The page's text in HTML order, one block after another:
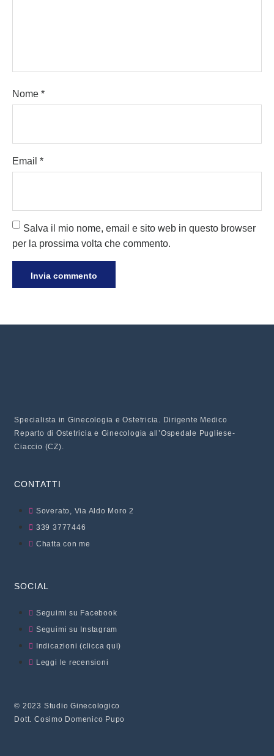
Nome *
Email *
Salva il mio nome, email e sito web in questo browser
per la prossima volta che commento.
Specialista in Ginecologia e Ostetricia. Dirigente Medico
Reparto di Ostetricia e Ginecologia all’Ospedale Pugliese-
Ciaccio (CZ).
CONTATTI
Soverato, Via Aldo Moro 2
339 3777446
Chatta con me
SOCIAL
Seguimi su Facebook
Seguimi su Instagram
Indicazioni (clicca qui)
Leggi le recensioni
© 2023 Studio Ginecologico
Dott. Cosimo Domenico Pupo